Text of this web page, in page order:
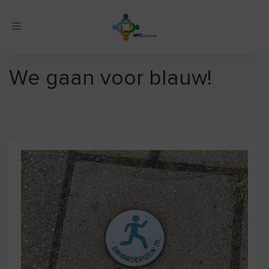
Toggle
We gaan voor blauw!